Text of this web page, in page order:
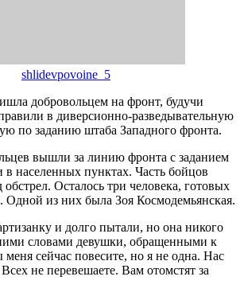
shlidevpovoine_5
добровольцем на фронт, будучи
в диверсионно-разведывательную
по заданию штаба Западного фронта.
вышли за линию фронта с заданием
населенных пунктах. Часть бойцов
Осталось три человека, готовых
Одной из них была Зоя Космодемьянская.
и долго пытали, но она никого
словами девушки, обращенными к
сейчас повесите, но я не одна. Нас
не перевешаете. Вам отомстят за